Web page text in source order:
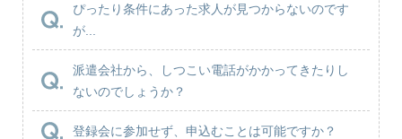
ぴったり条件にあった求人が見つからないのです
が...
派遣会社から、しつこい電話がかかってきたりし
ないのでしょうか？
登録会に参加せず、申込むことは可能ですか？